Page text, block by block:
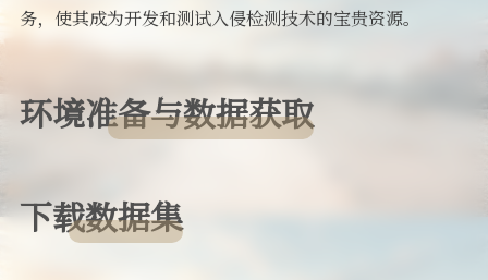
务，使其成为开发和测试入侵检测技术的宝贵资源。
环境准备与数据获取
下载数据集